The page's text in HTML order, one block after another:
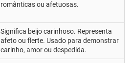
românticas ou afetuosas.
Significa beijo carinhoso. Representa
afeto ou flerte. Usado para demonstrar
carinho, amor ou despedida.